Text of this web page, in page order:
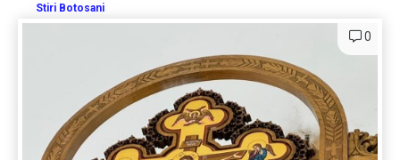
Stiri Botosani
0